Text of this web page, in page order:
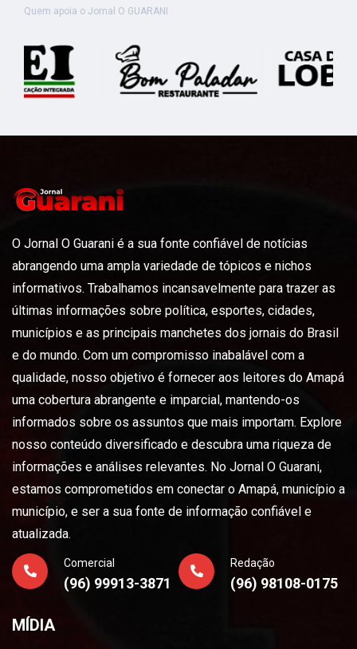
Quem apoia o Jornal O GUARANI
O Jornal O Guarani é a sua fonte confiável de notícias
abrangendo uma ampla variedade de tópicos e nichos
informativos. Trabalhamos incansavelmente para trazer as
últimas informações sobre política, esportes, cidades,
municípios e as principais manchetes dos jornais do Brasil
e do mundo. Com um compromisso inabalável com a
qualidade, nosso objetivo é fornecer aos leitores do Amapá
uma cobertura abrangente e imparcial, mantendo-os
informados sobre os assuntos que mais importam. Explore
nosso conteúdo diversificado e descubra uma riqueza de
informações e análises relevantes. No Jornal O Guarani,
estamos comprometidos em conectar o Amapá, município a
município, e ser a sua fonte de informação confiável e
atualizada.
Comercial
(96) 99913-3871
Redação
(96) 98108-0175
MÍDIA